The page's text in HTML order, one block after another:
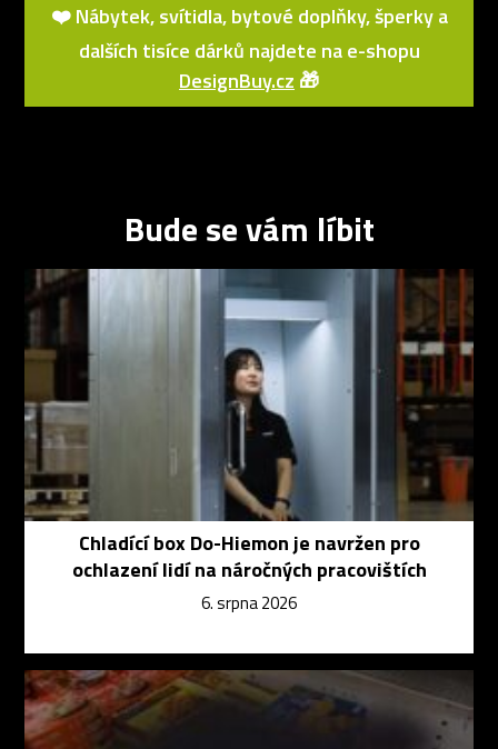
❤️ Nábytek, svítidla, bytové doplňky, šperky a
dalších tisíce dárků najdete na e-shopu
DesignBuy.cz 🎁
Bude se vám líbit
Chladící box Do-Hiemon je navržen pro
ochlazení lidí na náročných pracovištích
6. srpna 2026